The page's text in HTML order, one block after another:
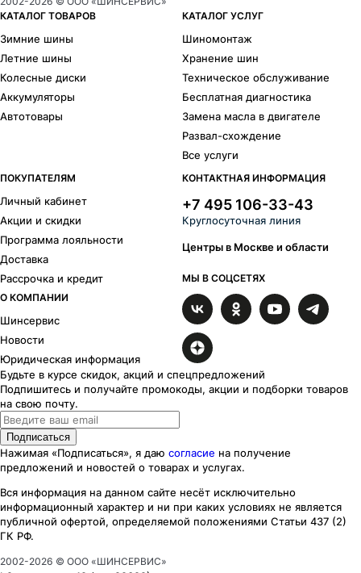
КАТАЛОГ ТОВАРОВ
Зимние шины
Летние шины
Колесные диски
Аккумуляторы
Автотовары
КАТАЛОГ УСЛУГ
Шиномонтаж
Хранение шин
Техническое обслуживание
Бесплатная диагностика
Замена масла в двигателе
Развал-схождение
Все услуги
ПОКУПАТЕЛЯМ
Личный кабинет
Акции и скидки
Программа лояльности
Доставка
Рассрочка и кредит
О КОМПАНИИ
Шинсервис
Новости
Юридическая информация
КОНТАКТНАЯ ИНФОРМАЦИЯ
+7 495 106-33-43
Круглосуточная линия
Центры в Москве и области
МЫ В СОЦСЕТЯХ
Будьте в курсе скидок, акций и спецпредложений
Подпишитесь и получайте промокоды, акции и подборки товаров
на свою почту.
Подписаться
Нажимая «Подписаться», я даю согласие на получение
предложений и новостей о товарах и услугах.
Вся информация на данном сайте несёт исключительно
информационный характер и ни при каких условиях не является
публичной офертой, определяемой положениями Статьи 437 (2)
ГК РФ.
2002-2026 © ООО «ШИНСЕРВИС»